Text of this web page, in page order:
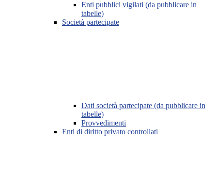
Enti pubblici vigilati (da pubblicare in
tabelle)
Società partecipate
Dati società partecipate (da pubblicare in
tabelle)
Provvedimenti
Enti di diritto privato controllati